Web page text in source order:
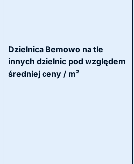
Dzielnica Bemowo na tle
innych dzielnic pod względem
średniej ceny / m²